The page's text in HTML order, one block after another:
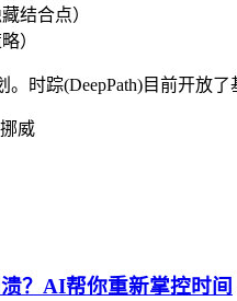
结合点）
）
时踪(DeepPath)目前开放
威
？AI帮你重新掌控时间